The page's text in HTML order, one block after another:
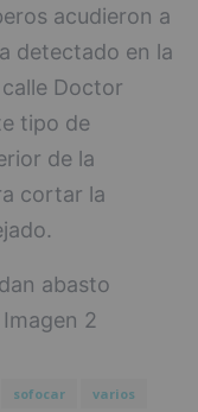
acudieron a
detectado en la
Doctor
tipo de
de la
cortar la
sofocar
varios